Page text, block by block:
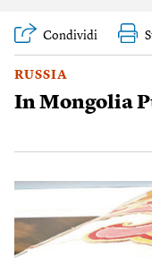
Condividi
RUSSIA
In Mongolia